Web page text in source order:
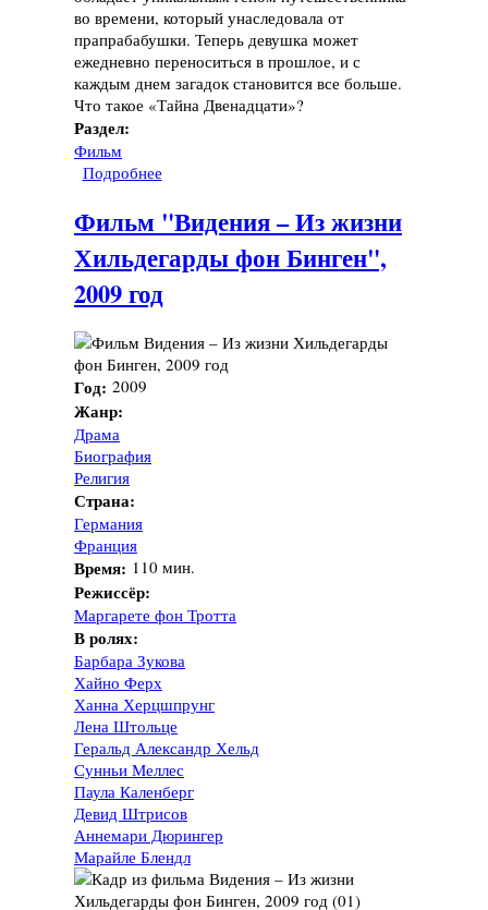
во времени, который унаследовала от
прапрабабушки. Теперь девушка может
ежедневно переноситься в прошлое, и с
каждым днем загадок становится все больше.
Что такое «Тайна Двенадцати»?
Раздел:
Фильм
Подробнее
Фильм "Видения – Из жизни
Хильдегарды фон Бинген",
2009 год
Год: 2009
Жанр:
Драма
Биография
Религия
Страна:
Германия
Франция
Время: 110 мин.
Режиссёр:
Маргарете фон Тротта
В ролях:
Барбара Зукова
Хайно Ферх
Ханна Херцшпрунг
Лена Штольце
Геральд Александр Хельд
Сунньи Меллес
Паула Каленберг
Девид Штрисов
Аннемари Дюрингер
Марайле Блендл